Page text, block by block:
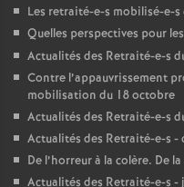
Les retraité-e-s mobilisé-e-
Quelles perspectives pour
Actualités des Retraité-e-s
Contre l’appauvrissement
mobilisation du 18 octobre
Actualités des Retraité-e-s
Actualités des Retraité-e-s -
De l’horreur à la colère. De
Actualités des Retraité-e-s -